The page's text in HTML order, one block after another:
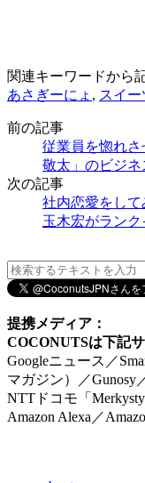
関連キーワードから
あさぎーにょ , スイー
前の記事
従業員を惚れ
敬太」のビジネ
次の記事
社内恋愛をし
玉木宏がランク
提携メディア：
COCONUTSは下記
Googleニュース／
マガジン）／Gunosy
NTTドコモ「
Amazon Alexa／